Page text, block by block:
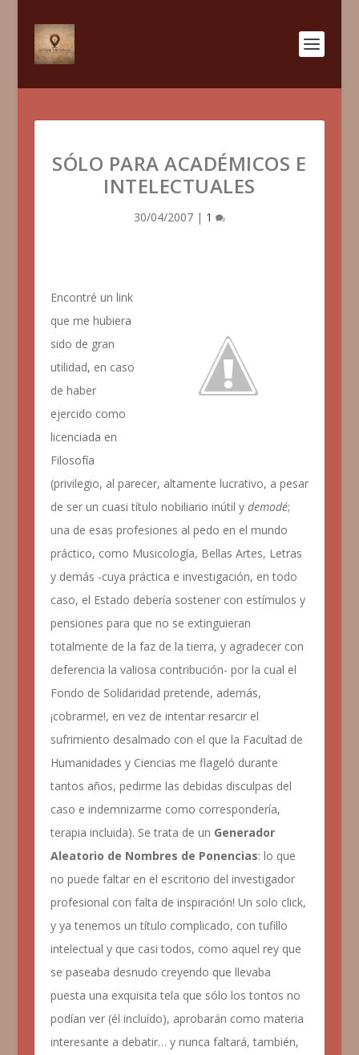
SÓLO PARA ACADÉMICOS E
INTELECTUALES
30/04/2007| 1
Encontré un link
que me hubiera
sido de gran
utilidad, en caso
de haber
ejercido como
licenciada en
Filosofía
(privilegio, al parecer, altamente lucrativo, a pesar
de ser un cuasi título nobiliario inútil y demodé;
una de esas profesiones al pedo en el mundo
práctico, como Musicología, Bellas Artes, Letras
y demás -cuya práctica e investigación, en todo
caso, el Estado debería sostener con estímulos y
pensiones para que no se extinguieran
totalmente de la faz de la tierra, y agradecer con
deferencia la valiosa contribución- por la cual el
Fondo de Solidaridad pretende, además,
¡cobrarme!, en vez de intentar resarcir el
sufrimiento desalmado con el que la Facultad de
Humanidades y Ciencias me flageló durante
tantos años, pedirme las debidas disculpas del
caso e indemnizarme como correspondería,
terapia incluida). Se trata de un Generador
Aleatorio de Nombres de Ponencias: lo que
no puede faltar en el escritorio del investigador
profesional con falta de inspiración! Un solo click,
y ya tenemos un título complicado, con tufillo
intelectual y que casi todos, como aquel rey que
se paseaba desnudo creyendo que llevaba
puesta una exquisita tela que sólo los tontos no
podían ver (él incluído), aprobarán como materia
interesante a debatir… y nunca faltará, también,